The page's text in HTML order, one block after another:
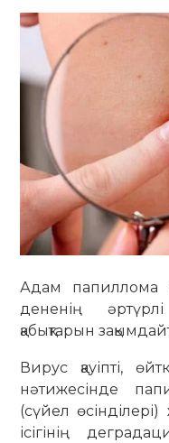
Адам папиллома
дененің
қабықтарын
Вирус қауіпті,
нәтижесінде
(сүйел
ісігінің